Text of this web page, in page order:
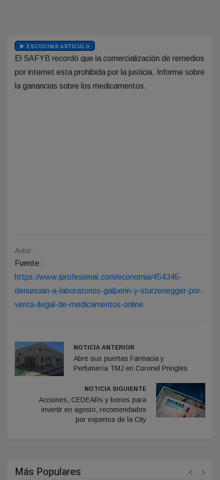
ESCUCHAR ARTÍCULO
El SAFYB recordó que la comercialización de remedios
por internet esta prohibida por la justicia. Informe sobre
la ganancias sobre los medicamentos.
Autor:
Fuente:
https://www.iprofesional.com/economia/454345-
denuncian-a-laboratorios-galperin-y-sturzenegger-por-
venta-ilegal-de-medicamentos-online
NOTICIA ANTERIOR
Abre sus puertas Farmacia y
Perfumería TMJ en Coronel Pringles
NOTICIA SIGUIENTE
Acciones, CEDEARs y bonos para
invertir en agosto, recomendados
por expertos de la City
Más Populares